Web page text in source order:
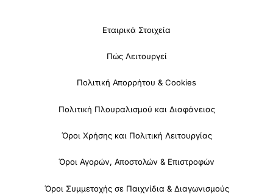
Εταιρικά Στοιχεία
Πώς Λειτουργεί
Πολιτική Απορρήτου & Cookies
Πολιτική Πλουραλισμού και Διαφάνειας
Όροι Χρήσης και Πολιτική Λειτουργίας
Όροι Αγορών, Αποστολών & Επιστροφών
Όροι Συμμετοχής σε Παιχνίδια & Διαγωνισμούς